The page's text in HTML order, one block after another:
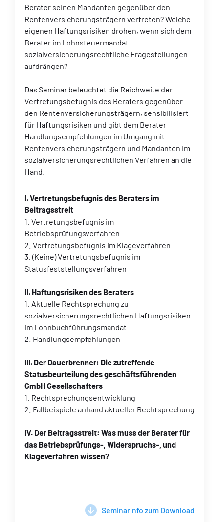
Berater seinen Mandanten gegenüber den
Rentenversicherungsträgern vertreten? Welche
eigenen Haftungsrisiken drohen, wenn sich dem
Berater im Lohnsteuermandat
sozialversicherungsrechtliche Fragestellungen
aufdrängen?
Das Seminar beleuchtet die Reichweite der
Vertretungsbefugnis des Beraters gegenüber
den Rentenversicherungsträgern, sensibilisiert
für Haftungsrisiken und gibt dem Berater
Handlungsempfehlungen im Umgang mit
Rentenversicherungsträgern und Mandanten im
sozialversicherungsrechtlichen Verfahren an die
Hand.
I. Vertretungsbefugnis des Beraters im
Beitragsstreit
1. Vertretungsbefugnis im
Betriebsprüfungsverfahren
2. Vertretungsbefugnis im Klageverfahren
3. (Keine) Vertretungsbefugnis im
Statusfeststellungsverfahren
II. Haftungsrisiken des Beraters
1. Aktuelle Rechtsprechung zu
sozialversicherungsrechtlichen Haftungsrisiken
im Lohnbuchführungsmandat
2. Handlungsempfehlungen
III. Der Dauerbrenner: Die zutreffende
Statusbeurteilung des geschäftsführenden
GmbH Gesellschafters
1. Rechtsprechungsentwicklung
2. Fallbeispiele anhand aktueller Rechtsprechung
IV. Der Beitragsstreit: Was muss der Berater für
das Betriebsprüfungs-, Widerspruchs-, und
Klageverfahren wissen?
Seminarinfo zum Download